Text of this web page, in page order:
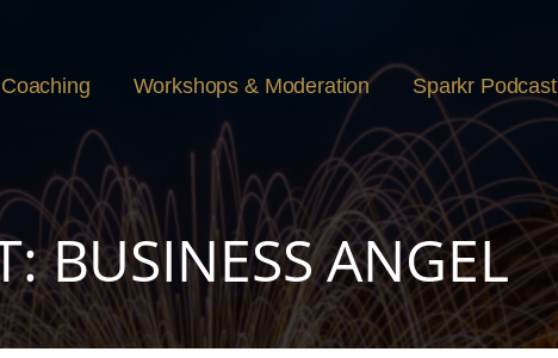
Workshops & Moderation Sparkr Podcast
BUSINESS ANGEL